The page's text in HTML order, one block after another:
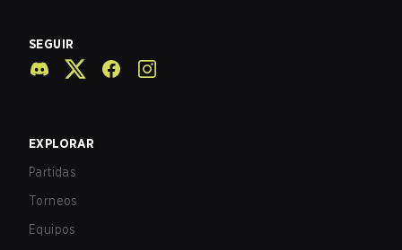
SEGUIR
EXPLORAR
Partidas
Torneos
Equipos